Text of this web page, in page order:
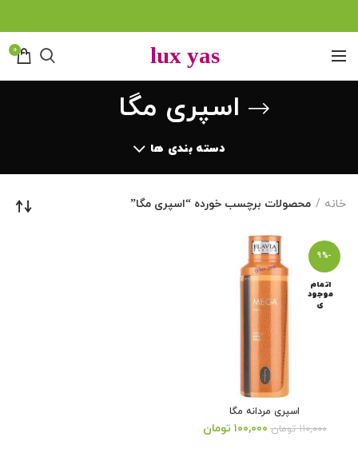
0
اسپری مگا
دسته بندی ها
خانه محصولات برچسب خورده “اسپری مگا”
-9%
اتمام
موجود
ی
اسپری مردانه مگا
۱۱۰,۰۰۰ تومان قیمت
۱۰۰,۰۰۰ تومان